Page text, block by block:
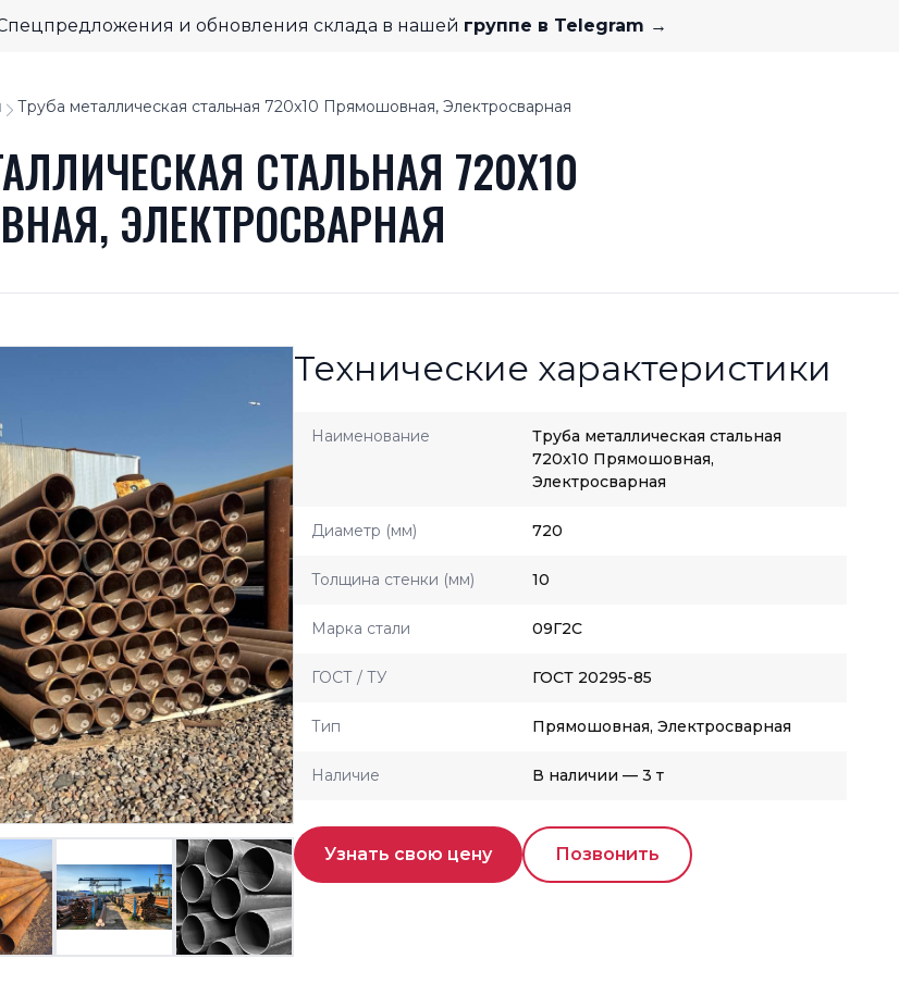
и обновления склада в нашей группе в Telegram →
Труба металлическая стальная 720x10 Прямошовная, Электросварная
СТАЛЬНАЯ 720X10
ЭЛЕКТРОСВАРНАЯ
Технические характеристики
Наименование
Труба металлическая стальная
720x10 Прямошовная,
Электросварная
Диаметр (мм) 720
Толщина стенки (мм) 10
Марка стали 09Г2С
ГОСТ / ТУ ГОСТ 20295-85
Тип Прямошовная, Электросварная
Наличие В наличии — 3 т
Узнать свою цену Позвонить